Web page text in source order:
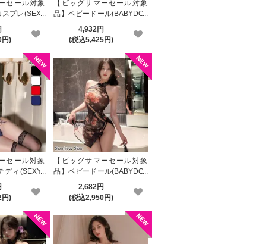
！
セール対象
プレ(SEXY
円)
【ビッグサマーセール対象
品】ベビードール(BABYDOL
4,932円
(税込5,425円)
セール対象
ィ(SEXYT
円)
【ビッグサマーセール対象
品】ベビードール(BABYDOL
2,682円
(税込2,950円)